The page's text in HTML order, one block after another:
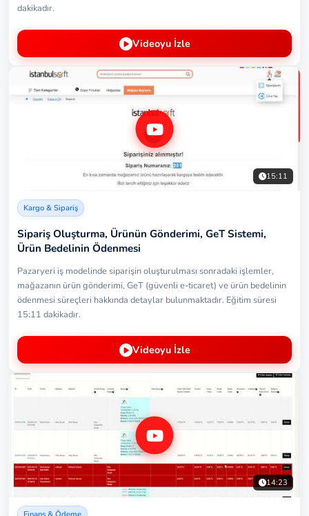
dakikadır.
Videoyu İzle
15:11
Kargo & Sipariş
Sipariş Oluşturma, Ürünün Gönderimi, GeT Sistemi,
Ürün Bedelinin Ödenmesi
Pazaryeri iş modelinde siparişin oluşturulması sonradaki işlemler,
mağazanın ürün gönderimi, GeT (güvenli e-ticaret) ve ürün bedelinin
ödenmesi süreçleri hakkında detaylar bulunmaktadır. Eğitim süresi
15:11 dakikadır.
Videoyu İzle
14:23